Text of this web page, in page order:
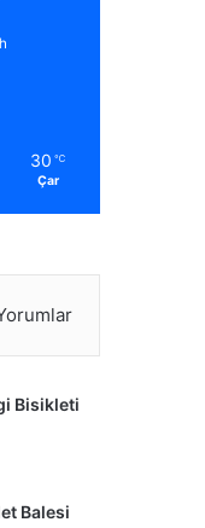
30 ℃
Çar
Bisikleti
Balesi